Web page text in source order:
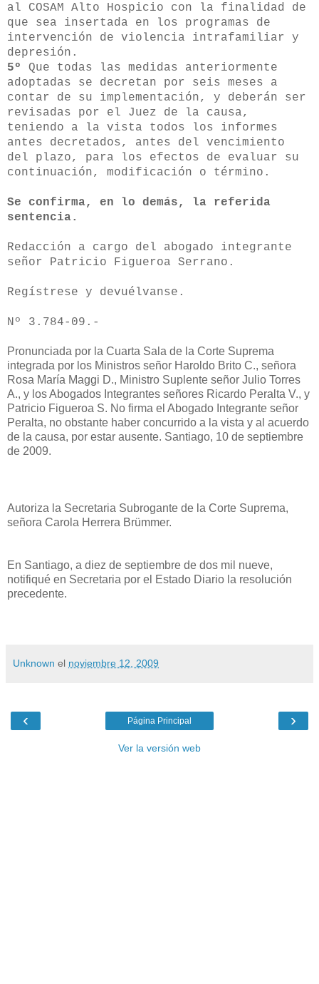
al COSAM Alto Hospicio con la finalidad de
que sea insertada en los programas de
intervención de violencia intrafamiliar y
depresión.
5º
Que todas las medidas anteriormente
adoptadas se decretan por seis meses a
contar de su implementación, y deberán ser
revisadas por el Juez de la causa,
teniendo a la vista todos los informes
antes decretados, antes del vencimiento
del plazo, para los efectos de evaluar su
continuación, modificación o término.
Se confirma, en lo demás, la referida
sentencia.
Redacción a cargo del abogado integrante
señor Patricio Figueroa Serrano.
Regístrese y devuélvanse.
Nº 3.784-09.-
Pronunciada por la Cuarta Sala de la Corte Suprema
integrada por los Ministros señor Haroldo Brito C., señora
Rosa María Maggi D., Ministro Suplente señor Julio Torres
A., y los Abogados Integrantes señores Ricardo Peralta V., y
Patricio Figueroa S. No firma el Abogado Integrante señor
Peralta, no obstante haber concurrido a la vista y al acuerdo
de la causa, por estar ausente. Santiago, 10 de septiembre
de 2009.
Autoriza la Secretaria Subrogante de la Corte Suprema,
señora Carola Herrera Brümmer.
En Santiago, a diez de septiembre de dos mil nueve,
notifiqué en Secretaria por el Estado Diario la resolución
precedente.
Unknown el noviembre 12, 2009
‹ ›
Página Principal
Ver la versión web